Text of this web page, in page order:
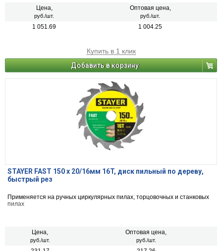
Цена,
руб./шт.
Оптовая цена,
руб./шт.
1 051.69 1 004.25
Купить в 1 клик
Добавить в корзину
STAYER FAST 150 x 20/16мм 16T, диск пильный по дереву,
быстрый рез
Применяется на ручных циркулярных пилах, торцовочных и станковых
пилах
Цена,
руб./шт.
Оптовая цена,
руб./шт.